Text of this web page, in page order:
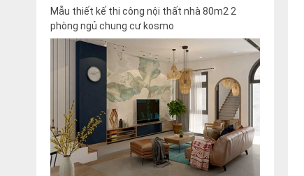
Mẫu thiết kế thi công nội thất nhà 80m2 2
phòng ngủ chung cư kosmo